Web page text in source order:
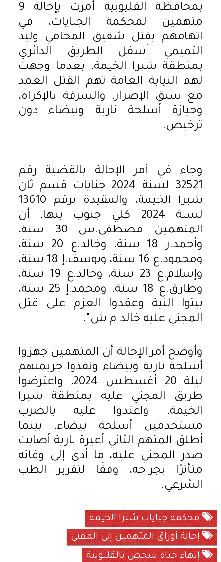
بمحافظة القليوبية أمرت بإحالة 9
متهمين لمحكمة الجنايات، في
اتهامهم بقتل شقيق المحامي وليد
التميمي أسفل الطريق الدائري
بمنطقة شبرا الخيمة، بعدما وجهت
لهم النيابة العامة تهم القتل العمد
مع سبق الإصرار، والسرقة بالإكراه،
وحيازة أسلحة نارية وبيضاء دون
ترخيص.
وجاء في أمر الإحالة بالقضية رقم
32521 لسنة 2024 جنايات قسم ثان
شبرا الخيمة، والمقيدة برقم 13610
لسنة 2024 كلي جنوب بنها، أن
المتهمين مصطفى.س 30 سنة،
وأحمد.ر 18 سنة، وخالد.ع 20 سنة،
ومحمود.ع 16 سنة، ويوسف.إ 18 سنة،
وإسلام.ع 23 سنة، وخالد.ع 19 سنة،
وطارق.ع 18 سنة، ومحمد.إ 25 سنة،
بيتوا النية وعقدوا العزم على قتل
المجني عليه خالد م ش".
وأوضح أمر الإحالة أن المتهمين جهزوا
أسلحة نارية وبيضاء ونفذوا جريمتهم
ليلة 20 أغسطس 2024، واعترضوا
طريق المجني عليه بمنطقة شبرا
الخيمة، واعتدوا عليه بالضرب
مستخدمين أسلحة بيضاء، بينما
أطلق المتهم الثاني أعيرة نارية أصابت
صدر المجني عليه، ما أدى إلى وفاته
متأثرًا بجراحه، وفقًا لتقرير الطب
الشرعي.
محكمة جنايات شبرا الخيمة
إحالة أوراق المتهمين إلى المفتى
إنهاء حياة شخص بالقليوبية